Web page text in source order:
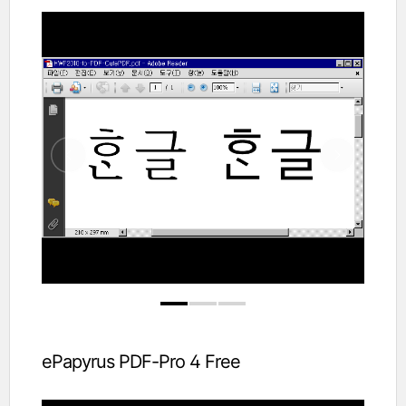
ePapyrus PDF-Pro 4 Free